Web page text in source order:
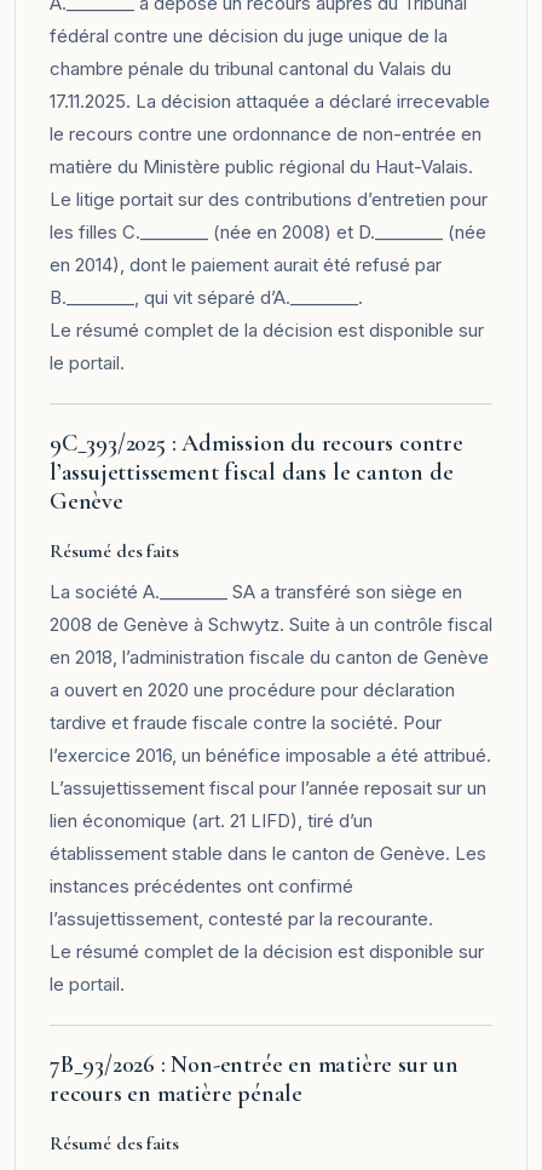
fédéral contre une décision du juge unique de la
chambre pénale du tribunal cantonal du Valais du
17.11.2025. La décision attaquée a déclaré irrecevable
le recours contre une ordonnance de non-entrée en
matière du Ministère public régional du Haut-Valais.
Le litige portait sur des contributions d’entretien pour
les filles C.________ (née en 2008) et D.________ (née
en 2014), dont le paiement aurait été refusé par
B.________, qui vit séparé d’A.________.
Le résumé complet de la décision est disponible sur
le portail.
9C_393/2025 : Admission du recours contre
l’assujettissement fiscal dans le canton de
Genève
Résumé des faits
La société A.________ SA a transféré son siège en
2008 de Genève à Schwytz. Suite à un contrôle fiscal
en 2018, l’administration fiscale du canton de Genève
a ouvert en 2020 une procédure pour déclaration
tardive et fraude fiscale contre la société. Pour
l’exercice 2016, un bénéfice imposable a été attribué.
L’assujettissement fiscal pour l’année reposait sur un
lien économique (art. 21 LIFD), tiré d’un
établissement stable dans le canton de Genève. Les
instances précédentes ont confirmé
l’assujettissement, contesté par la recourante.
Le résumé complet de la décision est disponible sur
le portail.
7B_93/2026 : Non-entrée en matière sur un
recours en matière pénale
Résumé des faits